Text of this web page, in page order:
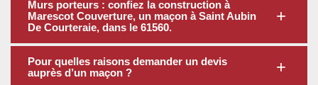
Murs porteurs : confiez la construction à
Marescot Couverture, un maçon à Saint Aubin
De Courteraie, dans le 61560.
Pour quelles raisons demander un devis
auprès d’un maçon ?